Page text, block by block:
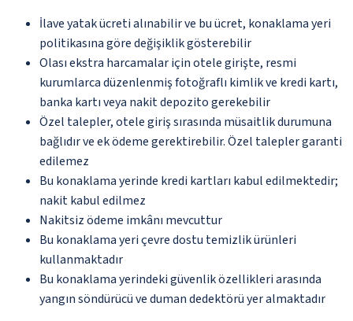
İlave yatak ücreti alınabilir ve bu ücret, konaklama yeri
politikasına göre değişiklik gösterebilir
Olası ekstra harcamalar için otele girişte, resmi
kurumlarca düzenlenmiş fotoğraflı kimlik ve kredi kartı,
banka kartı veya nakit depozito gerekebilir
Özel talepler, otele giriş sırasında müsaitlik durumuna
bağlıdır ve ek ödeme gerektirebilir. Özel talepler garanti
edilemez
Bu konaklama yerinde kredi kartları kabul edilmektedir;
nakit kabul edilmez
Nakitsiz ödeme imkânı mevcuttur
Bu konaklama yeri çevre dostu temizlik ürünleri
kullanmaktadır
Bu konaklama yerindeki güvenlik özellikleri arasında
yangın söndürücü ve duman dedektörü yer almaktadır